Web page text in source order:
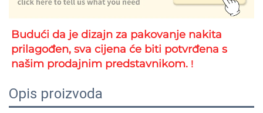
Budući da je dizajn za pakovanje nakita
prilagođen, sva cijena će biti potvrđena s
našim prodajnim predstavnikom. !
Opis proizvoda